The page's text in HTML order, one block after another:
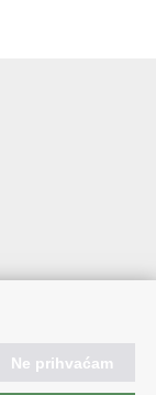
Ne prihvaćam